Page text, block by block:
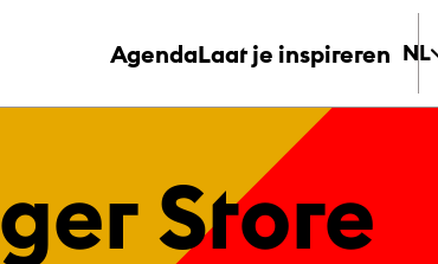
AgendaLaat je inspireren NL
Store